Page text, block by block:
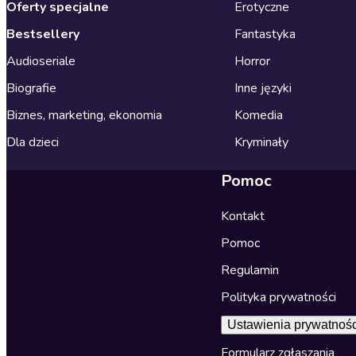
Oferty specjalne
Bestsellery
Audioseriale
Biografie
Biznes, marketing, ekonomia
Dla dzieci
Erotyczne
Fantastyka
Horror
Inne języki
Komedia
Kryminały
Pomoc
Kontakt
Pomoc
Regulamin
Polityka prywatności
Ustawienia